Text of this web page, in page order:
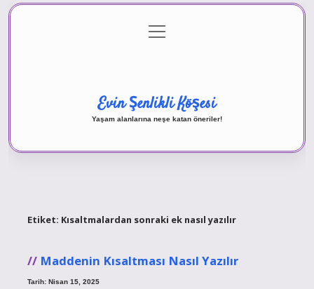
Gizlilik Politikası
menüyü
aç
Evin Şenlikli Köşesi
Yaşam alanlarına neşe katan öneriler!
Etiket: Kısaltmalardan sonraki ek nasıl yazılır
Maddenin Kısaltması Nasıl Yazılır
Tarih: Nisan 15, 2025